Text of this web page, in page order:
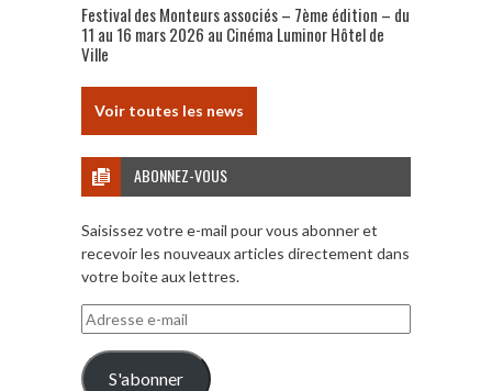
Festival des Monteurs associés – 7ème édition – du
11 au 16 mars 2026 au Cinéma Luminor Hôtel de
Ville
Voir toutes les news
ABONNEZ-VOUS
Saisissez votre e-mail pour vous abonner et
recevoir les nouveaux articles directement dans
votre boite aux lettres.
Adresse
e-
mail
S'abonner